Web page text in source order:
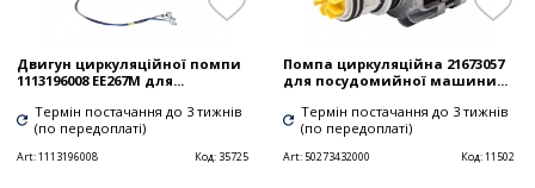
Двигун циркуляційної помпи
1113196008 EE267M для...
Термін постачання до 3 тижнів
(по передоплаті)
Art:1113196008 Код: 35725
Помпа циркуляційна 21673057
для посудомийної машини...
Термін постачання до 3 тижнів
(по передоплаті)
Art:50273432000 Код:11502